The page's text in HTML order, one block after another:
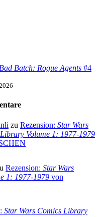
Batch: Rogue Agents #4
zu Rezension: Star Wars
Volume 1: 1977-1979
Rezension: Star Wars
1: 1977-1979 von
Star Wars Comics Library